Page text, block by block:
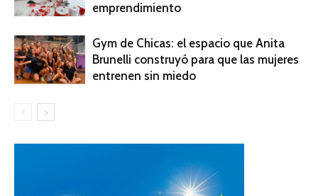
emprendimiento
Gym de Chicas: el espacio que Anita
Brunelli construyó para que las mujeres
entrenen sin miedo